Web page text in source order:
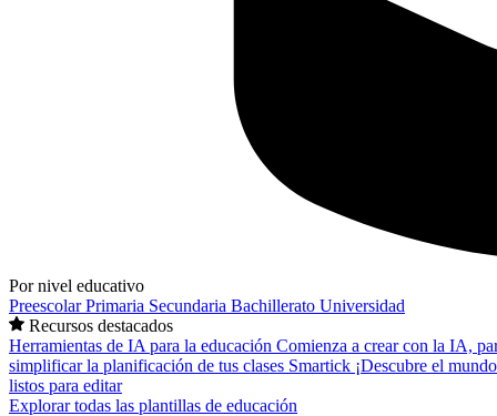
Por nivel educativo
PreescolarPrimaria Secundaria Bachillerato Universidad
Recursos destacados
Herramientas de IA para la educación Comienza a crear con la IA,
simplificar la planificación de tus clases Smartick ¡Descubre el
listos para editar
Explorar todas las plantillas de educación